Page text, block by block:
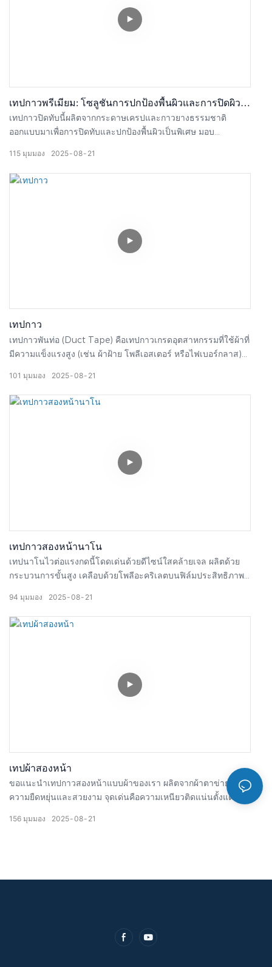
เมตร ขนาดพอดีฝ่ามือ พกพาสะดวก ใช้งานได้กับขอบตกแต่ง
รถยนต์ ป้าย อุปกรณ์ตกแต่งภายใน หน้าจอและชิ้นส่วน
เทปกาวพรีเมียม: โซลูชันการปกป้องพื้นผิวและการปิดผิว
แบบอเนกประสงค์
เทปกาวปิดทับนี้ผลิตจากกระดาษเครปและกาวยางธรรมชาติ
ออกแบบมาเพื่อการปิดทับและปกป้องพื้นผิวเป็นพิเศษ มอบ
เหนียวของกาวสมดุลอย่างสมบูรณ์แบบ เพียงลอกออก คุณจะสังเกต
เห็นเนื้อสัมผัสที่ชัดเจนด้วยกาวที่กระจายตัวอย่างสม่ำเสมอ มั่นใจได้
ประสิทธิภาพการทำงาน เหมาะสำหรับการแยกสีพ่นรถยนต์ การ
ทาสีผนัง การบรรจุภัณฑ์ และการตกแต่ง นอกจากนี้ยังเหมาะ
2025 08 21
115 มุมมอง
เทปกาว
เทปกาวพันท่อ (Duct Tape) คือเทปกาวเกรดอุตสาหกรรมที่ใช้ผ้าที่
มีความแข็งแรงสูง (เช่น ผ้าฝ้าย โพลีเอสเตอร์ หรือไฟเบอร์กลาส)
โครงสร้างแบบทอที่เป็นเอกลักษณ์ให้ความแข็งแรง ทนทานต่อการ
เสียดสี และความยืดหยุ่นที่ยอดเยี่ยม ขณะเดียวกันกาวยังช่วยให้ติด
2025 08 21
101 มุมมอง
เทปกาวสองหน้านาโน
เทปนาโนไวต่อแรงกดนี้โดดเด่นด้วยดีไซน์ใสคล้ายเจล ผลิตด้วย
กระบวนการขั้นสูง เคลือบด้วยโพลีอะคริเลตบนฟิล์มประสิทธิภาพ
สำหรับการติดตั้ง ซ่อมแซม หรือติดกาวในบ้าน สำนักงาน และ
โรงงาน ตัดง่าย ใช้ซ้ำได้ และไม่ทิ้งคราบ ใช้งานได้กับกระจก
2025 08 21
94 มุมมอง
เทปผ้าสองหน้า
ขอแนะนำเทปกาวสองหน้าแบบผ้าของเรา ผลิตจากผ้าตาข่าย มี
ความยืดหยุ่นและสวยงาม จุดเด่นคือความเหนียวติดแน่นตั้งแต่แรก
สำหรับพรม ภายในรถยนต์ ฝ้าเพดาน เครื่องใช้ไฟฟ้า และของ
2025 08 21
156 มุมมอง